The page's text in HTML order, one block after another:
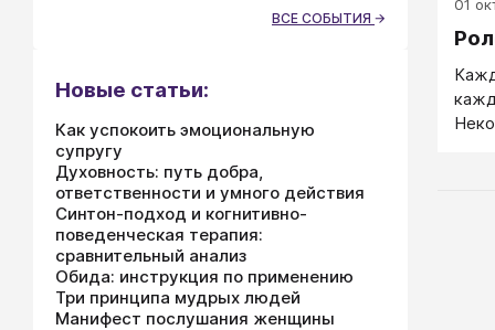
01
ВСЕ СОБЫТИЯ
Новые статьи:
Как успокоить эмоциональную
супругу
Духовность: путь добра,
ответственности и умного действия
Синтон-подход и когнитивно-
поведенческая терапия:
сравнительный анализ
Обида: инструкция по применению
Три принципа мудрых людей
Манифест послушания женщины